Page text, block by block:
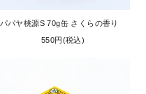
パパヤ桃源S 70g缶 さくらの香り
550円(税込)